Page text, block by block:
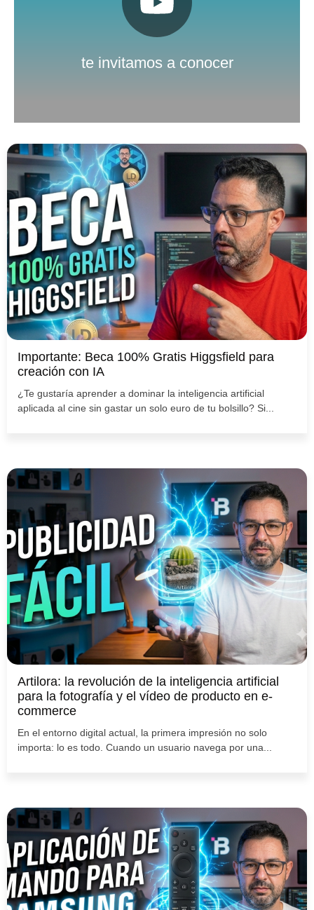
te invitamos a conocer
Pulsa aquí
Importante: Beca 100% Gratis Higgsfield para
creación con IA
¿Te gustaría aprender a dominar la inteligencia artificial
aplicada al cine sin gastar un solo euro de tu bolsillo? Si...
Artilora: la revolución de la inteligencia artificial
para la fotografía y el vídeo de producto en e-
commerce
En el entorno digital actual, la primera impresión no solo
importa: lo es todo. Cuando un usuario navega por una...